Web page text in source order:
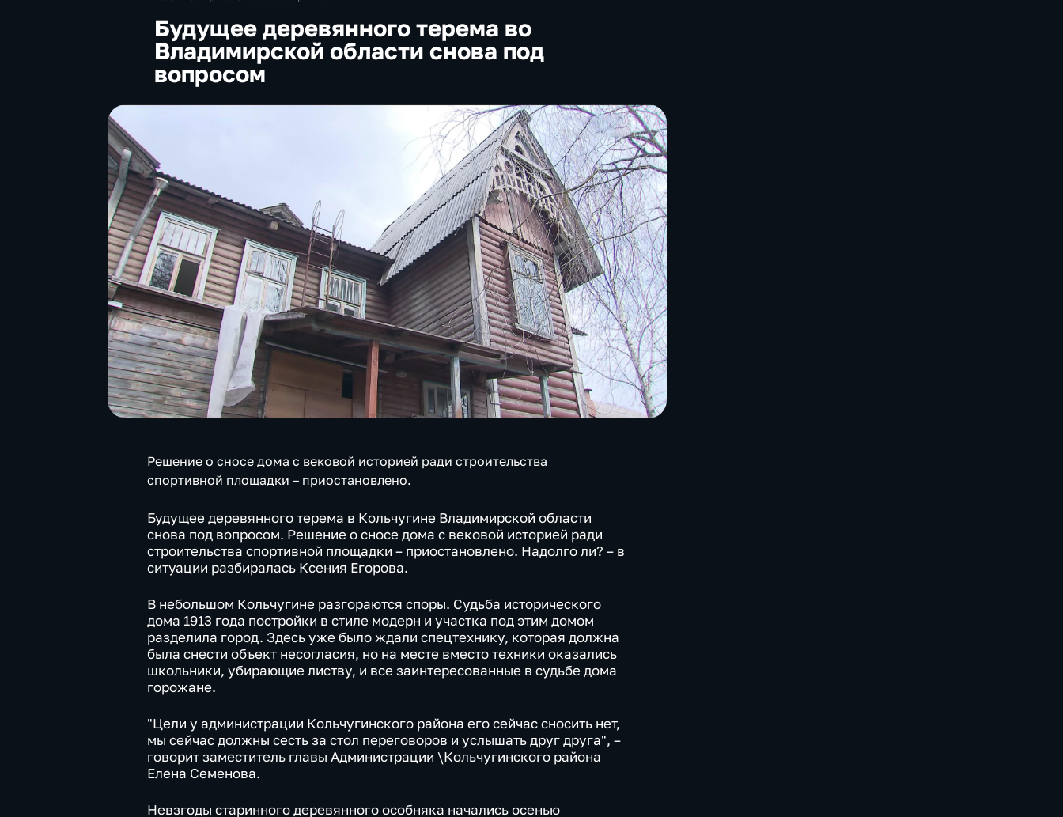
Будущее деревянного терема во
Владимирской области снова под
вопросом
Решение о сносе дома с вековой историей ради строительства
спортивной площадки – приостановлено.
Будущее деревянного терема в Кольчугине Владимирской области
снова под вопросом. Решение о сносе дома с вековой историей ради
строительства спортивной площадки – приостановлено. Надолго ли? – в
ситуации разбиралась Ксения Егорова.
В небольшом Кольчугине разгораются споры. Судьба исторического
дома 1913 года постройки в стиле модерн и участка под этим домом
разделила город. Здесь уже было ждали спецтехнику, которая должна
была снести объект несогласия, но на месте вместо техники оказались
школьники, убирающие листву, и все заинтересованные в судьбе дома
горожане.
"Цели у администрации Кольчугинского района его сейчас сносить нет,
мы сейчас должны сесть за стол переговоров и услышать друг друга", –
говорит заместитель главы Администрации \Кольчугинского района
Елена Семенова.
Невзгоды старинного деревянного особняка начались осенью